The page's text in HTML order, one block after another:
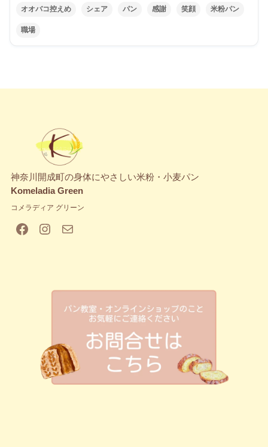
オオバコ控えめ シェア パン 感謝 笑顔 米粉パン
職場
神奈川開成町の身体にやさしい米粉・小麦パン
Komeladia Green
コメラディア グリーン